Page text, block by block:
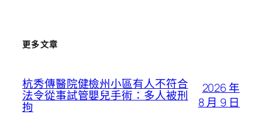
更多文章
杭秀傳醫院健檢州小區有人不符合
法令從事試管嬰兒手術：多人被刑
拘
2026 年
8 月 9 日